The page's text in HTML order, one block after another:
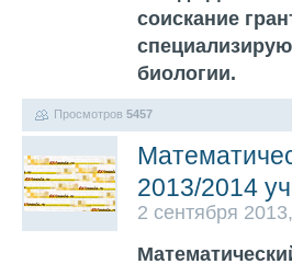
соискание
биологии.
Просмотров 5457
2013/2014
2 сентября